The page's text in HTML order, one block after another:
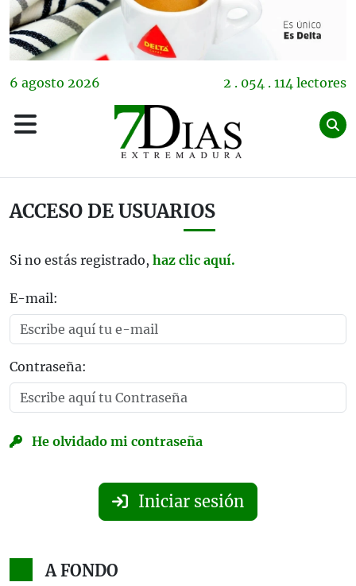
6 agosto 2026 2 . 054 . 114 lectores
ACCESO DE USUARIOS
Si no estás registrado, haz clic aquí.
E-mail:
Contraseña:
He olvidado mi contraseña
Iniciar sesión
A FONDO